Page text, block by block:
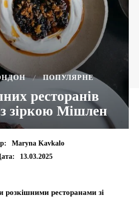
ПОПУЛЯРНЕ
ресторанів
зіркою Мішлен
Maryna Kavkalo
13.03.2025
розкішними ресторанами зі